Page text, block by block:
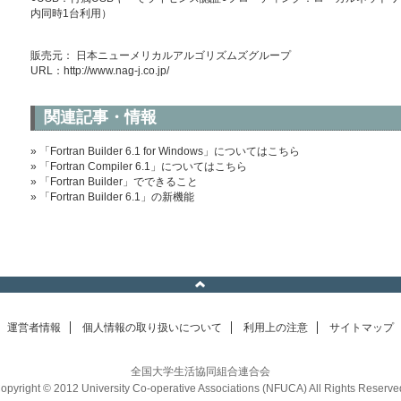
内同時1台利用）
販売元： 日本ニューメリカルアルゴリズムズグループ
URL： http://www.nag-j.co.jp/
関連記事・情報
» 「Fortran Builder 6.1 for Windows」についてはこちら
» 「Fortran Compiler 6.1」についてはこちら
» 「Fortran Builder」でできること
» 「Fortran Builder 6.1」の新機能
運営者情報 個人情報の取り扱いについて 利用上の注意 サイトマップ
全国大学生活協同組合連合会
© 2012 University Co-operative Associations (NFUCA) All Rights